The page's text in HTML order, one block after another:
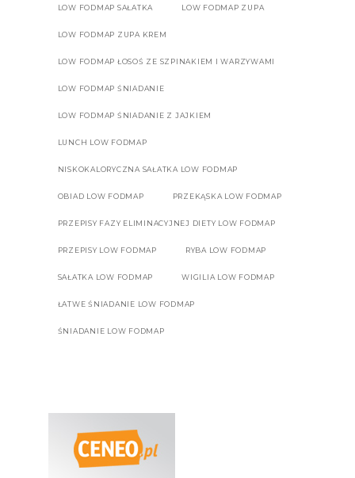
LOW FODMAP SAŁATKA LOW FODMAP ZUPA
LOW FODMAP ZUPA KREM
LOW FODMAP ŁOSOŚ ZE SZPINAKIEM I WARZYWAMI
LOW FODMAP ŚNIADANIE
LOW FODMAP ŚNIADANIE Z JAJKIEM
LUNCH LOW FODMAP
NISKOKALORYCZNA SAŁATKA LOW FODMAP
OBIAD LOW FODMAP PRZEKĄSKA LOW FODMAP
PRZEPISY FAZY ELIMINACYJNEJ DIETY LOW FODMAP
PRZEPISY LOW FODMAP RYBA LOW FODMAP
SAŁATKA LOW FODMAP WIGILIA LOW FODMAP
ŁATWE ŚNIADANIE LOW FODMAP
ŚNIADANIE LOW FODMAP